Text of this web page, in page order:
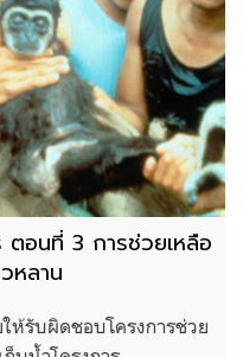
ตอนที่ 3 การช่วยเหลือ
หลาน
ห้รับผิดชอบโครงการช่วย